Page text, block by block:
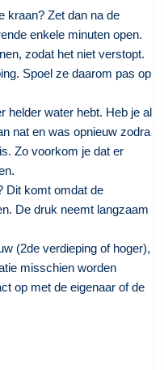
kraan? Zet dan na de
enkele minuten open.
zodat het niet verstopt.
Spoel ze daarom pas op
helder water hebt. Heb je al
nat en was opnieuw zodra
Zo voorkom je dat er
Dit komt omdat de
De druk neemt langzaam
(2de verdieping of hoger),
misschien worden
op met de eigenaar of de